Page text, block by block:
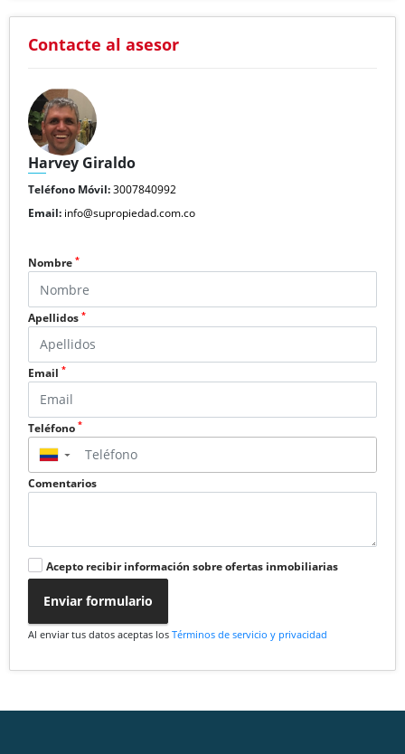
Contacte al asesor
Harvey Giraldo
Teléfono Móvil:3007840992
Email: info@supropiedad.com.co
Nombre *
Apellidos *
Email *
Teléfono *
▼
Comentarios
Acepto recibir información sobre ofertas inmobiliarias
Enviar formulario
Al enviar tus datos aceptas los Términos de servicio y privacidad